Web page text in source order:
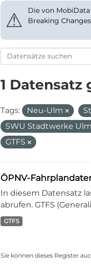
⚠
Die von
Breaking
1 Datensatz
Tags: Neu-Ulm
SWU Stadtwerke
GTFS
ÖPNV-
In diesem Datensatz
abrufen. GTFS
GTFS
Sie können dieses Register